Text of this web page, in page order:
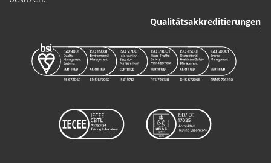
Qualitätsakkreditierungen